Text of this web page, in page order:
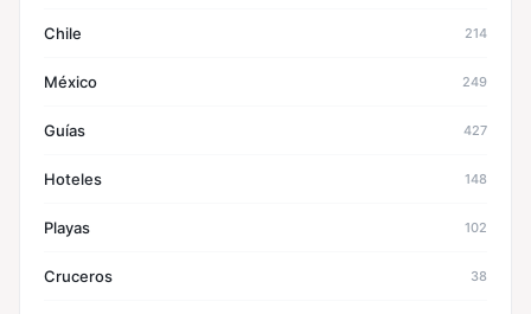
Chile 214
México 249
Guías 427
Hoteles 148
Playas 102
Cruceros 38